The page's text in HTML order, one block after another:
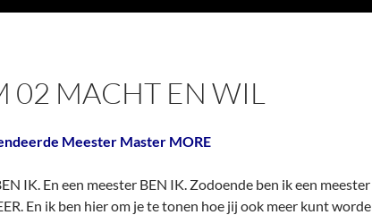
02 MACHT EN WIL
Meester Master MORE
IK. En een meester BEN IK. Zodoende ben ik een meester
En ik ben hier om je te tonen hoe jij ook meer kunt